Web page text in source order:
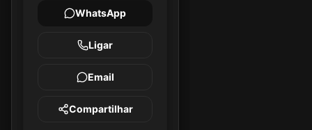
WhatsApp
Ligar
Email
Compartilhar